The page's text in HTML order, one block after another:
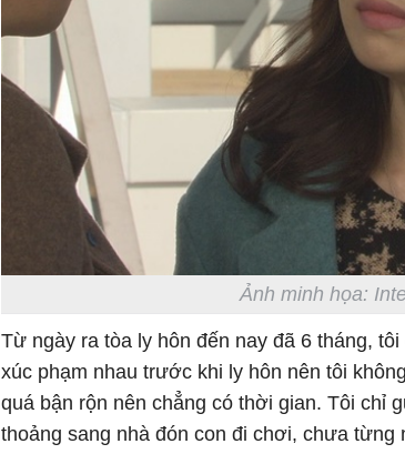
Ảnh minh họa:
Từ ngày ra tòa ly hôn đến nay đã 6 tháng,
xúc phạm nhau trước khi ly hôn nên tôi
quá bận rộn nên chẳng có thời gian. Tôi chỉ
thoảng sang nhà đón con đi chơi, chưa từng